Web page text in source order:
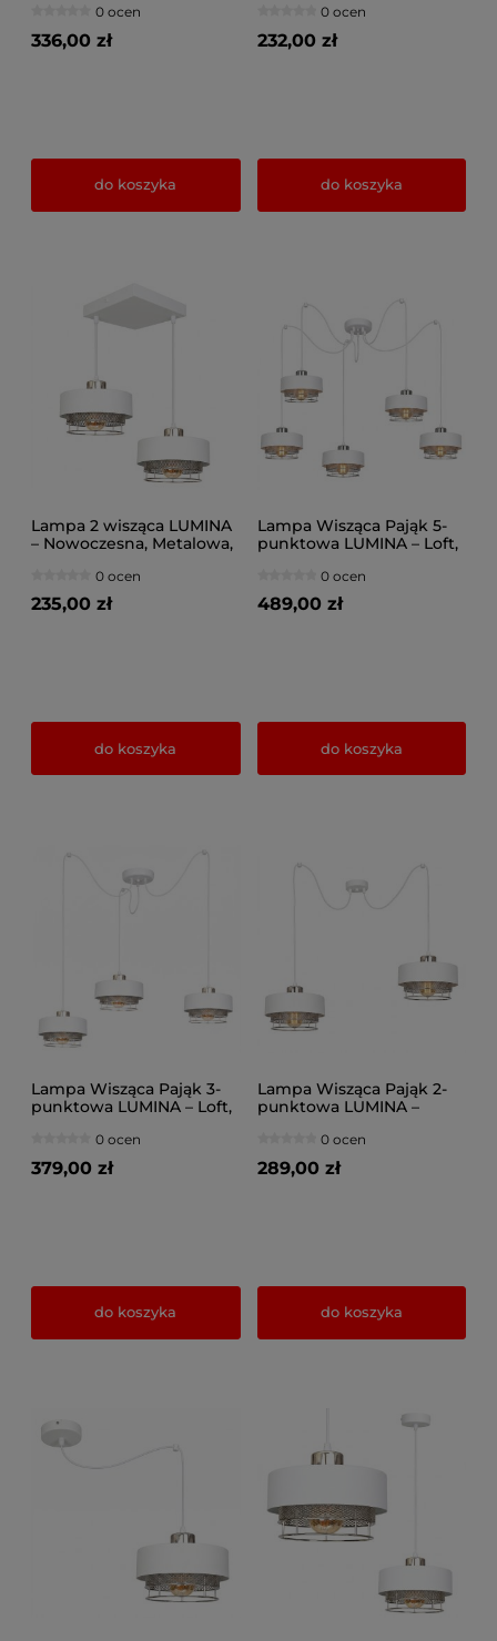
Stół (Różne kolory)
8653/2-BS
0 ocen
336,00 zł
do koszyka
Stół (Różne kolory) 8657-
BS
0 ocen
232,00 zł
do koszyka
Lampa 2 wisząca LUMINA
– Nowoczesna, Metalowa,
kolory) 8658-BS
0 ocen
235,00 zł
do koszyka
Lampa Wisząca Pająk 5-
punktowa LUMINA – Loft,
Kolorów) 8650-BS
0 ocen
489,00 zł
do koszyka
Lampa Wisząca Pająk 3-
punktowa LUMINA – Loft,
Kolorów) 8653-BS
0 ocen
379,00 zł
do koszyka
Lampa Wisząca Pająk 2-
punktowa LUMINA –
(Różne kolory) 8652-BS
0 ocen
289,00 zł
do koszyka